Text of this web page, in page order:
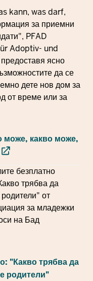
kann, was darf,
за приемни
PFAD
Adoptiv- und
ясно
да се
дете нов дом за
от време или за
може, какво може,
безплатно
трябва да
от
за младежки
на Бад
"Какво трябва да
родители"